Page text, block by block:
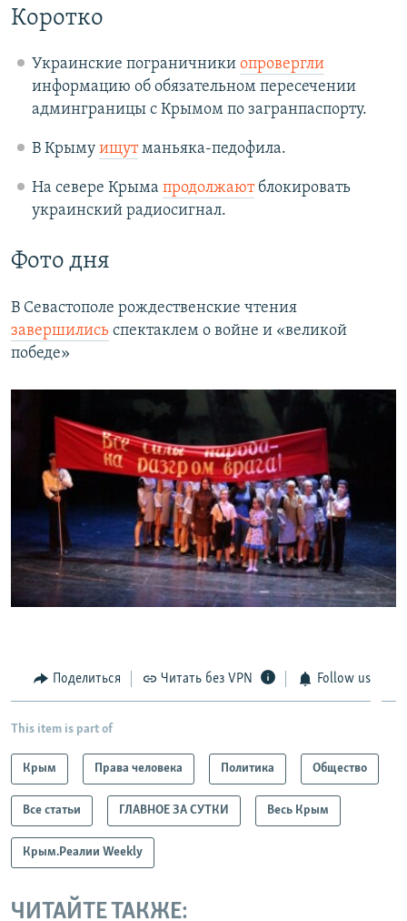
Коротко
Украинские пограничники опровергли
информацию об обязательном пересечении
админграницы с Крымом по загранпаспорту.
В Крыму ищутманьяка-педофила.
На севере Крыма продолжаютблокировать
украинский радиосигнал.
Фото дня
В Севастополе рождественские чтения
завершились спектаклем о войне и «великой
победе»
Поделиться Читать без VPN Follow us
This item is part of
Крым Права человека Политика Общество
Все статьи ГЛАВНОЕ ЗА СУТКИ Весь Крым
Крым.Реалии Weekly
ЧИТАЙТЕ ТАКЖЕ: